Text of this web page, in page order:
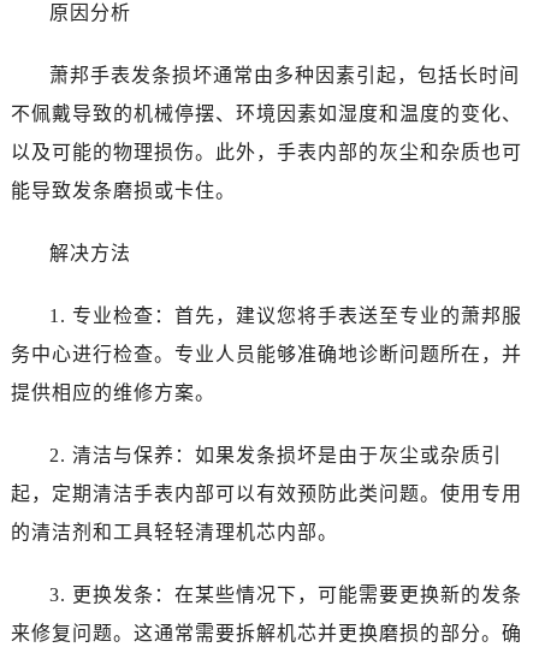
原因分析
萧邦手表发条损坏通常由多种因素引起，包括长时间
不佩戴导致的机械停摆、环境因素如湿度和温度的变化、
以及可能的物理损伤。此外，手表内部的灰尘和杂质也可
能导致发条磨损或卡住。
解决方法
1. 专业检查：首先，建议您将手表送至专业的萧邦服
务中心进行检查。专业人员能够准确地诊断问题所在，并
提供相应的维修方案。
2. 清洁与保养：如果发条损坏是由于灰尘或杂质引
起，定期清洁手表内部可以有效预防此类问题。使用专用
的清洁剂和工具轻轻清理机芯内部。
3. 更换发条：在某些情况下，可能需要更换新的发条
来修复问题。这通常需要拆解机芯并更换磨损的部分。确